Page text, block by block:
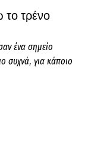
το τρένο
ένα σημείο
συχνά, για κάποιο